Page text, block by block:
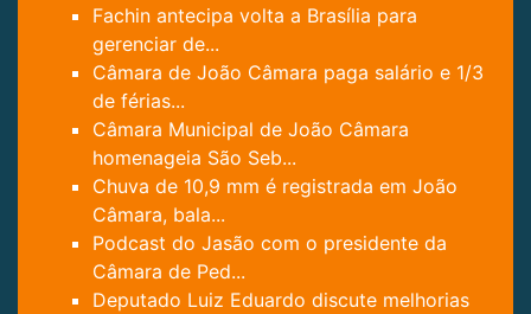
Fachin antecipa volta a Brasília para
gerenciar de...
Câmara de João Câmara paga salário e 1/3
de férias...
Câmara Municipal de João Câmara
homenageia São Seb...
Chuva de 10,9 mm é registrada em João
Câmara, bala...
Podcast do Jasão com o presidente da
Câmara de Ped...
Deputado Luiz Eduardo discute melhorias